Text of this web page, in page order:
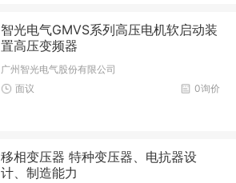
智光电气GMVS系列高压电机软启动装
置高压变频器
广州智光电气股份有限公司
0询价
面议
移相变压器 特种变压器、电抗器设
计、制造能力